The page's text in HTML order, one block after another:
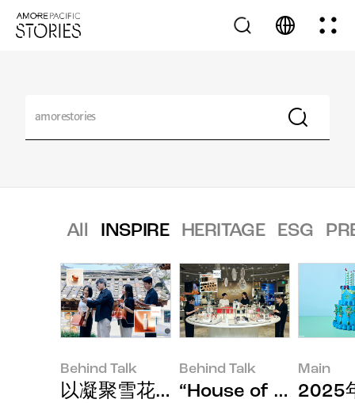
All INSPIRE HERITAGE ESG
Behind Talk
以凝聚雪花秀神韵的第一印象叩开
Behind Talk
“House of New
Main
2025